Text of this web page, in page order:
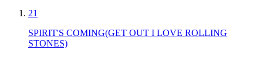
21
SPIRIT'S COMING(GET OUT I LOVE ROLLING
STONES)